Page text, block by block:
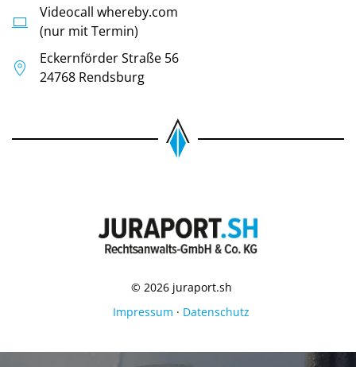
Videocall whereby.com
(nur mit Termin)
Eckernförder Straße 56
24768 Rendsburg
© 2026 juraport.sh
Impressum · Datenschutz